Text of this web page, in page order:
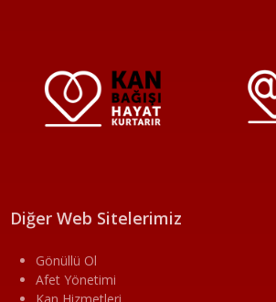
Diğer Web Sitelerimiz
Gönüllü Ol
Afet Yönetimi